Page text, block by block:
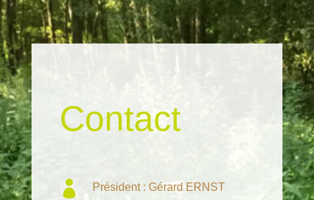
Contact
 Président : Gérard ERNST